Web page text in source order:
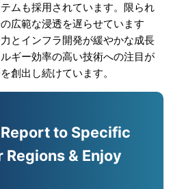
ムも採用されています。限られ
広範な浸透を遅らせています
とインフラ開発が緩やかな成長
ギー効率の高い技術への注目が
創出し続けています。
to Specific
Regions & Enjoy